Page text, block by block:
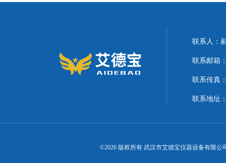
联系人：
联系邮箱
联系传真
联系地址
©2026 版权所有 武汉市艾德宝仪器设备有限公